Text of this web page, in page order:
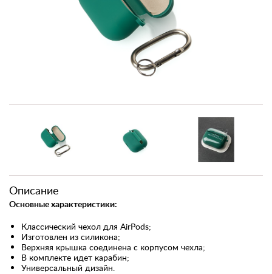
Описание
Основные характеристики:
Классический чехол для AirPods;
Изготовлен из силикона;
Верхняя крышка соединена с корпусом чехла;
В комплекте идет карабин;
Универсальный дизайн.